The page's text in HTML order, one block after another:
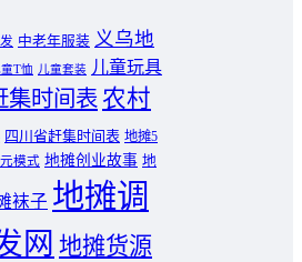
中老年服装 义乌地
童T恤 儿童套装 儿童玩具
集时间表 农村
四川省赶集时间表 地摊5
模式 地摊创业故事 地
袜子 地摊调
网 地摊货源